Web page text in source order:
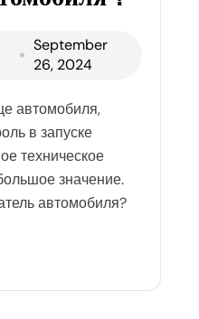
September
26, 2024
автомобиля,
в запуске
техническое
значение.
автомобиля?